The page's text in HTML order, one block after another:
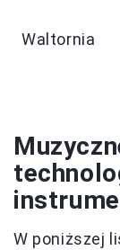
Waltornia
W poniższej